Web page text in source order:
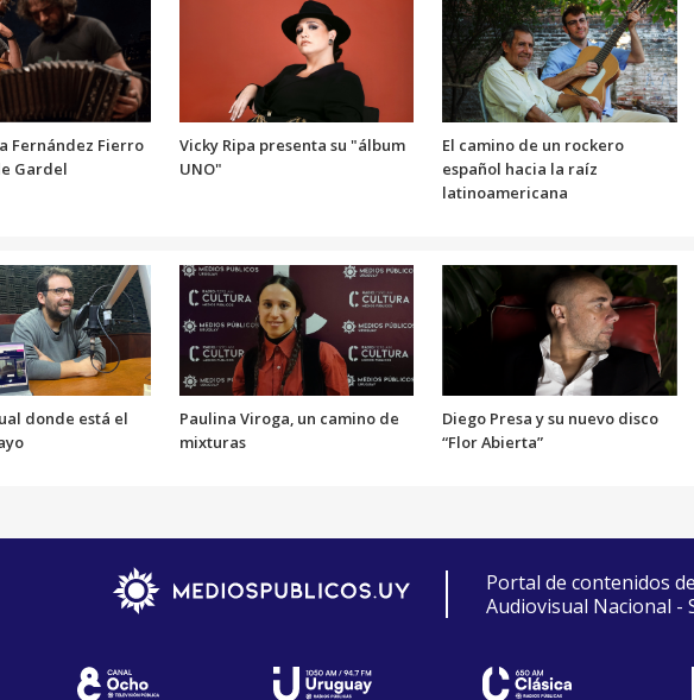
Fernández Fierro
Gardel
Vicky Ripa presenta su "álbum
UNO"
El camino de un rockero
español hacia la raíz
latinoamericana
donde está el
Paulina Viroga, un camino de
mixturas
Diego Presa y su nuevo disco
“Flor Abierta”
Portal de contenidos
Audiovisual Nacional -